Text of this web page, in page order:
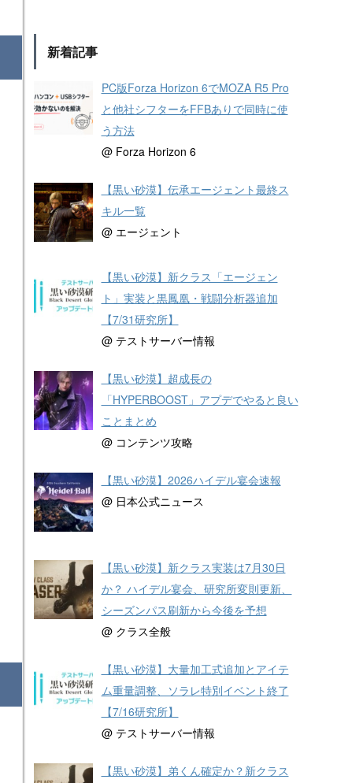
新着記事
PC版Forza Horizon 6でMOZA R5 Pro
と他社シフターをFFBありで同時に使
う方法
@ Forza Horizon 6
【黒い砂漠】伝承エージェント最終ス
キル一覧
@ エージェント
【黒い砂漠】新クラス「エージェン
ト」実装と黒鳳凰・戦闘分析器追加
【7/31研究所】
@ テストサーバー情報
【黒い砂漠】超成長の
「HYPERBOOST」アプデでやると良い
ことまとめ
@ コンテンツ攻略
【黒い砂漠】2026ハイデル宴会速報
@ 日本公式ニュース
【黒い砂漠】新クラス実装は7月30日
か？ ハイデル宴会、研究所変則更新、
シーズンパス刷新から今後を予想
@ クラス全般
【黒い砂漠】大量加工式追加とアイテ
ム重量調整、ソラレ特別イベント終了
【7/16研究所】
@ テストサーバー情報
【黒い砂漠】弟くん確定か？新クラス